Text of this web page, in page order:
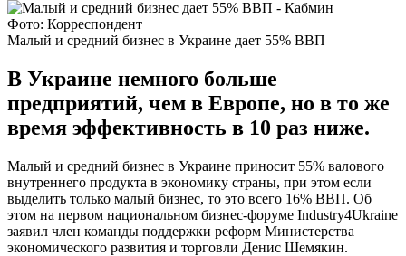
Фото: Корреспондент
Малый и средний бизнес в Украине дает 55% ВВП
В Украине немного больше
предприятий, чем в Европе, но в то же
время эффективность в 10 раз ниже.
Малый и средний бизнес в Украине приносит 55% валового
внутреннего продукта в экономику страны, при этом если
выделить только малый бизнес, то это всего 16% ВВП. Об
этом на первом национальном бизнес-форуме Industry4Ukraine
заявил член команды поддержки реформ Министерства
экономического развития и торговли Денис Шемякин.